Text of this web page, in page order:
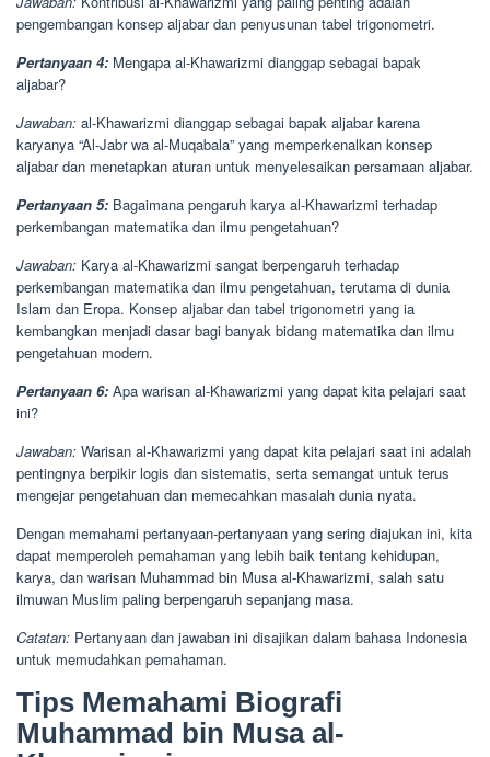
pengembangan konsep aljabar dan penyusunan tabel trigonometri.
Pertanyaan 4: Mengapa al-Khawarizmi dianggap sebagai bapak
aljabar?
Jawaban: al-Khawarizmi dianggap sebagai bapak aljabar karena
karyanya “Al-Jabr wa al-Muqabala” yang memperkenalkan konsep
aljabar dan menetapkan aturan untuk menyelesaikan persamaan aljabar.
Pertanyaan 5: Bagaimana pengaruh karya al-Khawarizmi terhadap
perkembangan matematika dan ilmu pengetahuan?
Jawaban: Karya al-Khawarizmi sangat berpengaruh terhadap
perkembangan matematika dan ilmu pengetahuan, terutama di dunia
Islam dan Eropa. Konsep aljabar dan tabel trigonometri yang ia
kembangkan menjadi dasar bagi banyak bidang matematika dan ilmu
pengetahuan modern.
Pertanyaan 6: Apa warisan al-Khawarizmi yang dapat kita pelajari saat
ini?
Jawaban: Warisan al-Khawarizmi yang dapat kita pelajari saat ini adalah
pentingnya berpikir logis dan sistematis, serta semangat untuk terus
mengejar pengetahuan dan memecahkan masalah dunia nyata.
Dengan memahami pertanyaan-pertanyaan yang sering diajukan ini, kita
dapat memperoleh pemahaman yang lebih baik tentang kehidupan,
karya, dan warisan Muhammad bin Musa al-Khawarizmi, salah satu
ilmuwan Muslim paling berpengaruh sepanjang masa.
Catatan: Pertanyaan dan jawaban ini disajikan dalam bahasa Indonesia
untuk memudahkan pemahaman.
Tips Memahami Biografi
Muhammad bin Musa al-